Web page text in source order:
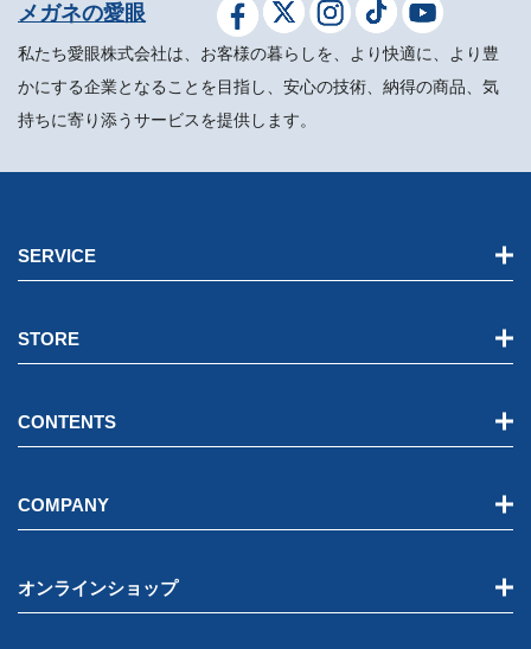
メガネの愛眼
私たち愛眼株式会社は、お客様の暮らしを、より快適に、より豊
かにする企業となることを目指し、安心の技術、納得の商品、気
持ちに寄り添うサービスを提供します。
SERVICE
STORE
CONTENTS
COMPANY
オンラインショップ